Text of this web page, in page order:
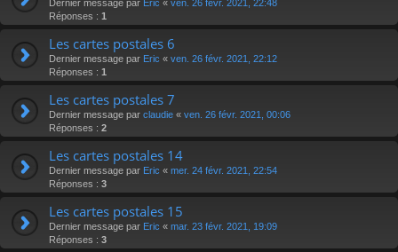
Dernier message par Eric « ven. 26 févr. 2021, 22:48
Réponses : 1
Les cartes postales 6
Dernier message par Eric « ven. 26 févr. 2021, 22:12
Réponses : 1
Les cartes postales 7
Dernier message par claudie « ven. 26 févr. 2021, 00:06
Réponses : 2
Les cartes postales 14
Dernier message par Eric « mer. 24 févr. 2021, 22:54
Réponses : 3
Les cartes postales 15
Dernier message par Eric « mar. 23 févr. 2021, 19:09
Réponses : 3